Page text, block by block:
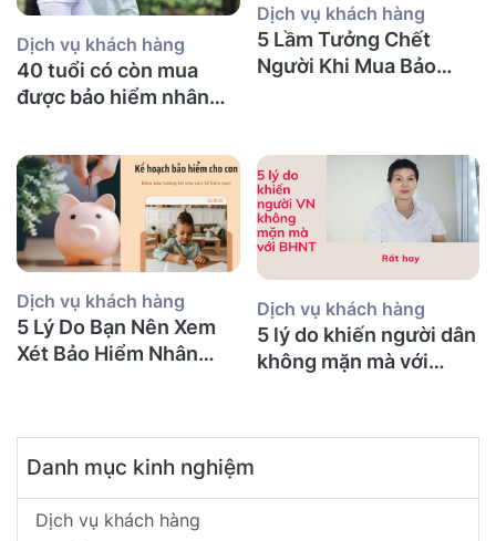
Dịch vụ khách hàng
40 tuổi có còn mua
được bảo hiểm nhân
bảo hiểm gì?
Dịch vụ khách hàng
5 Lầm Tưởng Chết
Người Khi Mua Bảo
Dịch vụ khách hàng
5 Lý Do Bạn Nên Xem
Xét Bảo Hiểm Nhân
Dịch vụ khách hàng
5 lý do khiến người dân
không mặn mà với
Danh mục kinh nghiệm
Dịch vụ khách hàng